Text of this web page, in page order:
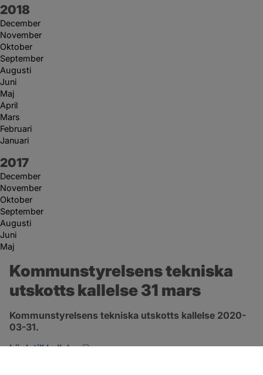
År:
2018
December
November
Oktober
September
Augusti
Juni
Maj
April
Mars
Februari
Januari
År:
2017
December
November
Oktober
September
Augusti
Juni
Maj
Kommunstyrelsens tekniska
utskotts kallelse 31 mars
Kommunstyrelsens tekniska utskotts kallelse 2020-
03-31.
Länk till kallelse
pdf, öppnas i nytt fönster.